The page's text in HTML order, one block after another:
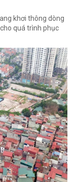
khơi thông dòng
quá trình phục